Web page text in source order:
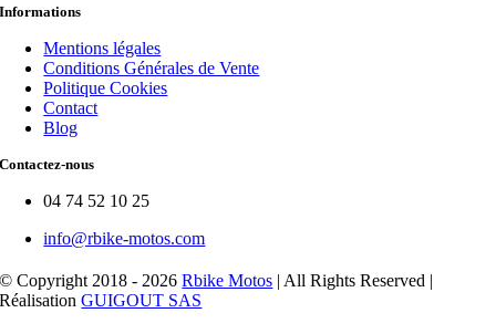
Informations
Mentions légales
Conditions Générales de Vente
Politique Cookies
Contact
Blog
Contactez-nous
04 74 52 10 25
info@rbike-motos.com
© Copyright 2018 - 2026Rbike Motos | All Rights Reserved |
RéalisationGUIGOUT SAS